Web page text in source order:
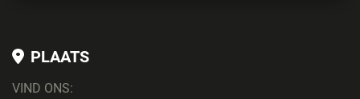
PLAATS
VIND ONS: